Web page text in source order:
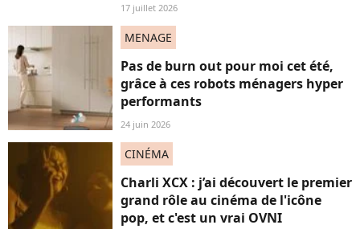
17 juillet 2026
MENAGE
Pas de burn out pour moi cet été,
grâce à ces robots ménagers hyper
performants
24 juin 2026
CINÉMA
Charli XCX : j’ai découvert le premier
grand rôle au cinéma de l'icône
pop, et c'est un vrai OVNI